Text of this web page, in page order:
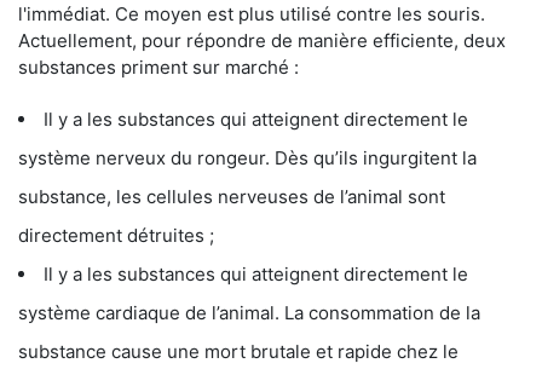
l'immédiat. Ce moyen est plus utilisé contre les souris.
Actuellement, pour répondre de manière efficiente, deux
substances priment sur marché :
Il y a les substances qui atteignent directement le
système nerveux du rongeur. Dès qu’ils ingurgitent la
substance, les cellules nerveuses de l’animal sont
directement détruites ;
Il y a les substances qui atteignent directement le
système cardiaque de l’animal. La consommation de la
substance cause une mort brutale et rapide chez le